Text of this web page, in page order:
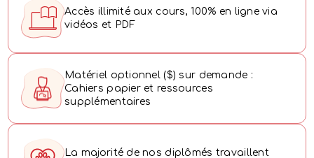
Accès illimité aux cours, 100% en ligne via
vidéos et PDF
Matériel optionnel ($) sur demande :
Cahiers papier et ressources
supplémentaires
La majorité de nos diplômés travaillent